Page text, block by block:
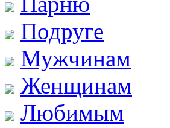
Подруге
Мужчинам
Женщинам
Любимым